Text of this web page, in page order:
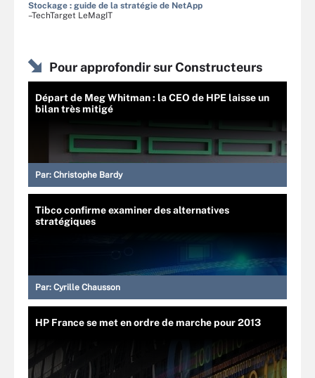
Stockage : guide de la stratégie de NetApp
–TechTarget LeMagIT
Pour approfondir sur Constructeurs
Départ de Meg Whitman : la CEO de HPE laisse un
bilan très mitigé
Par: Christophe Bardy
Tibco confirme examiner des alternatives
stratégiques
Par: Cyrille Chausson
HP France se met en ordre de marche pour 2013